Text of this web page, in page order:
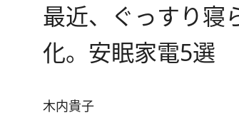
最近、ぐっすり寝
化。安眠家電5選
木内貴子